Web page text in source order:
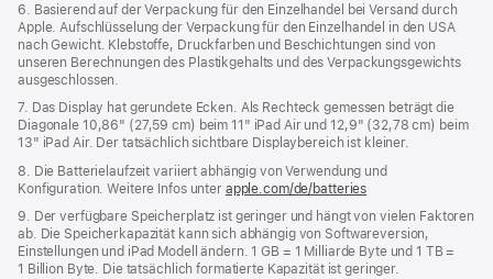
6. Basierend auf der Verpackung für den Einzelhandel bei Versand durch
Apple. Aufschlüsselung der Verpackung für den Einzelhandel in den USA
nach Gewicht. Klebstoffe, Druckfarben und Beschichtungen sind von
unseren Berechnungen des Plastikgehalts und des Verpackungs­gewichts
ausgeschlossen.
7. Das Display hat gerundete Ecken. Als Rechteck gemessen beträgt die
Diagonale 10,86" (27,59 cm) beim 11" iPad Air und 12,9" (32,78 cm) beim
13" iPad Air. Der tatsächlich sichtbare Displaybereich ist kleiner.
8. Die Batterielaufzeit variiert abhängig von Verwendung und
Konfiguration. Weitere Infos unter apple.com/de/batteries
9. Der verfügbare Speicherplatz ist geringer und hängt von vielen Faktoren
ab. Die Speicherkapazität kann sich abhängig von Softwareversion,
Einstellungen und iPad Modell ändern. 1 GB = 1 Milliarde Byte und 1 TB =
1 Billion Byte. Die tatsächlich formatierte Kapazität ist geringer.